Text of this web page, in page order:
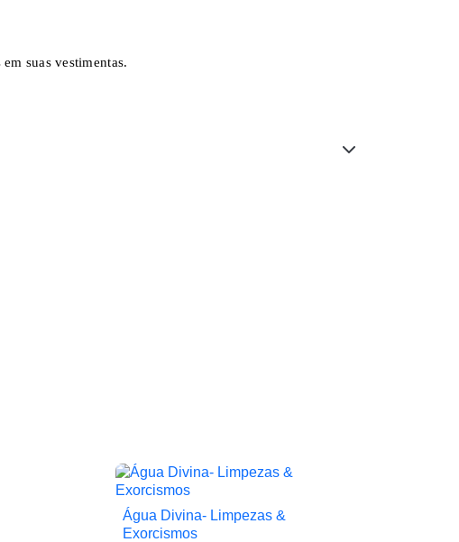
suas vestimentas.
 Vista rápida
Água Divina- Limpezas &
Exorcismos